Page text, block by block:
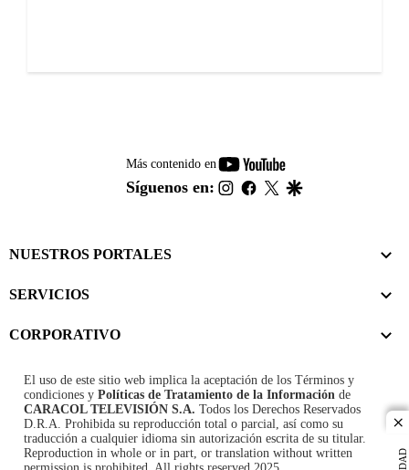
Más contenido en
youtube-
footer
Síguenos en: instagram
facebook
twitter
NUESTROS PORTALES
SERVICIOS
CORPORATIVO
El uso de este sitio web implica la aceptación de los Términos y
condiciones y Políticas de Tratamiento de la Información de
CARACOL TELEVISIÓN S.A. Todos los Derechos Reservados
D.R.A. Prohibida su reproducción total o parcial, así como su
traducción a cualquier idioma sin autorización escrita de su titular.
Reproduction in whole or in part, or translation without written